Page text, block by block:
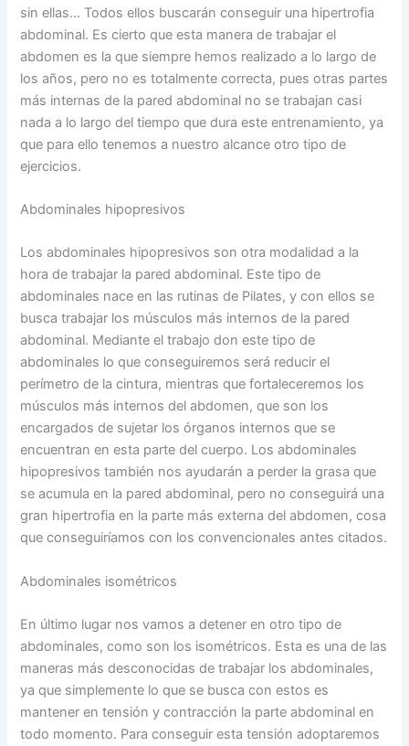
sin ellas… Todos ellos buscarán conseguir una hipertrofia
abdominal. Es cierto que esta manera de trabajar el
abdomen es la que siempre hemos realizado a lo largo de
los años, pero no es totalmente correcta, pues otras partes
más internas de la pared abdominal no se trabajan casi
nada a lo largo del tiempo que dura este entrenamiento, ya
que para ello tenemos a nuestro alcance otro tipo de
ejercicios.
Abdominales hipopresivos
Los abdominales hipopresivos son otra modalidad a la
hora de trabajar la pared abdominal. Este tipo de
abdominales nace en las rutinas de Pilates, y con ellos se
busca trabajar los músculos más internos de la pared
abdominal. Mediante el trabajo don este tipo de
abdominales lo que conseguiremos será reducir el
perímetro de la cintura, mientras que fortaleceremos los
músculos más internos del abdomen, que son los
encargados de sujetar los órganos internos que se
encuentran en esta parte del cuerpo. Los abdominales
hipopresivos también nos ayudarán a perder la grasa que
se acumula en la pared abdominal, pero no conseguirá una
gran hipertrofia en la parte más externa del abdomen, cosa
que conseguiríamos con los convencionales antes citados.
Abdominales isométricos
En último lugar nos vamos a detener en otro tipo de
abdominales, como son los isométricos. Esta es una de las
maneras más desconocidas de trabajar los abdominales,
ya que simplemente lo que se busca con estos es
mantener en tensión y contracción la parte abdominal en
todo momento. Para conseguir esta tensión adoptaremos